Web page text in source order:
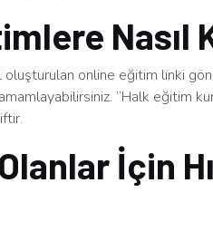
Nasıl
oluşturulan online eğitim linki
“Halk eğitim
İçin